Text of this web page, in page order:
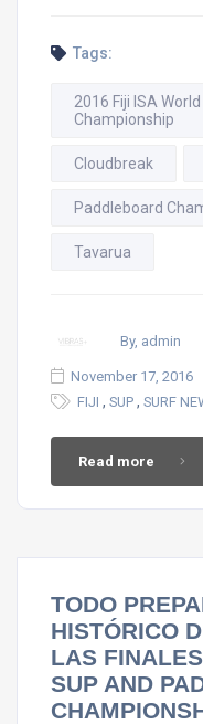
Tags:
2016 Fiji ISA
Championship
Cloudbreak
Paddleboard
Tavarua
By, admin
November 17, 2016
FIJI , SUP , SURF
Read more
TODO
HISTÓRICO
LAS
SUP AND